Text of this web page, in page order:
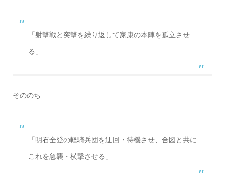
「射撃戦と突撃を繰り返して家康の本陣を孤立させ
る」
そののち
「明石全登の軽騎兵団を迂回・待機させ、合図と共に
これを急襲・横撃させる」